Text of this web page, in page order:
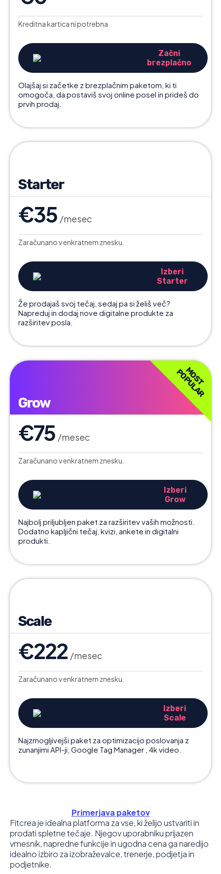
Kreditna kartica ni potrebna
Začni
brezplačno
Olajšaj si začetke z brezplačnim paketom, ki ti
omogoča, da postaviš svoj online posel in prideš do
prvih prodaj.
Starter
€35 /mesec
Zaračunano v enkratnem znesku.
Izberi
Starter
Že prodajaš svoj tečaj, sedaj pa si želiš več?
Napreduj in dodaj nove digitalne produkte za
razširitev posla.
MOST
POPULAR
Grow
€75 /mesec
Zaračunano v enkratnem znesku.
Izberi
Grow
Najbolj priljubljen paket za razširitev vaših možnosti.
Dodatno kapljični tečaj, kvizi, ankete in digitalni
produkti.
Scale
€222 /mesec
Zaračunano v enkratnem znesku.
Izberi
Scale
Najzmogljivejši paket za optimizacijo poslovanja z
zunanjimi API-ji, Google Tag Manager , 4k video.
Primerjava paketov
Fitcrea je idealna platforma za vse, ki želijo ustvariti in
prodati spletne tečaje. Njegov uporabniku prijazen
vmesnik, napredne funkcije in ugodna cena ga naredijo
idealno izbiro za izobraževalce, trenerje, podjetja in
podjetnike.